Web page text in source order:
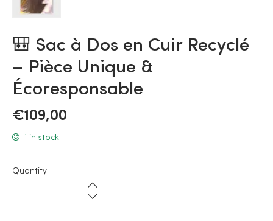
🎒 Sac à Dos en Cuir Recyclé
– Pièce Unique &
Écoresponsable
€109,00
1 in stock
Quantity